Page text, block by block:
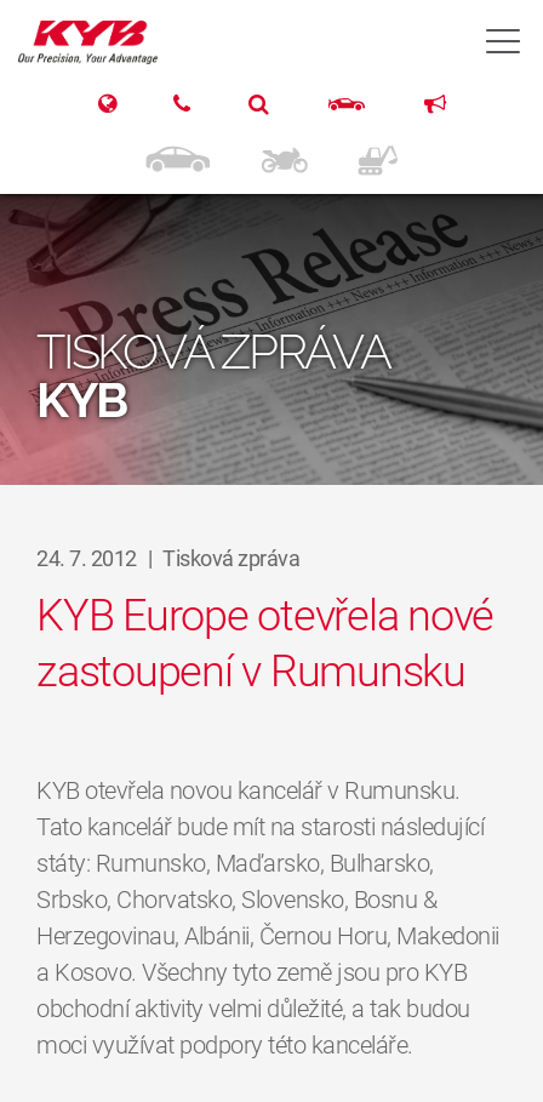
TISKOVÁ ZPRÁVA
KYB
24. 7. 2012 | Tisková zpráva
KYB Europe otevřela nové
zastoupení v Rumunsku
KYB otevřela novou kancelář v Rumunsku.
Tato kancelář bude mít na starosti následující
státy: Rumunsko, Maďarsko, Bulharsko,
Srbsko, Chorvatsko, Slovensko, Bosnu &
Herzegovinau, Albánii, Černou Horu, Makedonii
a Kosovo. Všechny tyto země jsou pro KYB
obchodní aktivity velmi důležité, a tak budou
moci využívat podpory této kanceláře.